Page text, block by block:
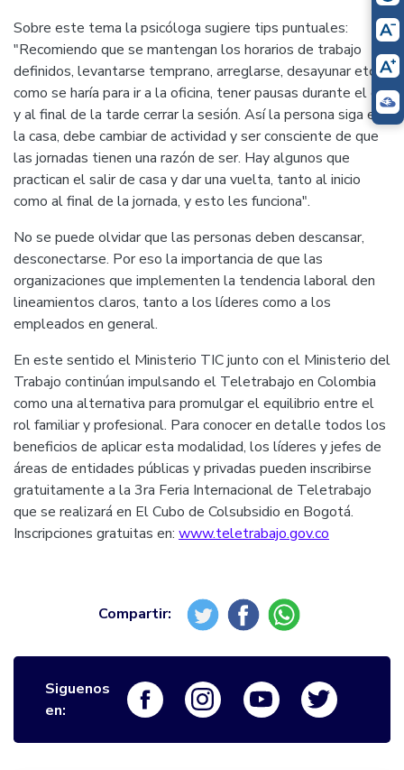
Sobre este tema la psicóloga sugiere tips puntuales:
"Recomiendo que se mantengan los horarios de trabajo
definidos, levantarse temprano, arreglarse, desayunar etc.,
como se haría para ir a la oficina, tener pausas durante el día
y al final de la tarde cerrar la sesión. Así la persona siga en
la casa, debe cambiar de actividad y ser consciente de que
las jornadas tienen una razón de ser. Hay algunos que
practican el salir de casa y dar una vuelta, tanto al inicio
como al final de la jornada, y esto les funciona".
No se puede olvidar que las personas deben descansar,
desconectarse. Por eso la importancia de que las
organizaciones que implementen la tendencia laboral den
lineamientos claros, tanto a los líderes como a los
empleados en general.
En este sentido el Ministerio TIC junto con el Ministerio del
Trabajo continúan impulsando el Teletrabajo en Colombia
como una alternativa para promulgar el equilibrio entre el
rol familiar y profesional. Para conocer en detalle todos los
beneficios de aplicar esta modalidad, los líderes y jefes de
áreas de entidades públicas y privadas pueden inscribirse
gratuitamente a la 3ra Feria Internacional de Teletrabajo
que se realizará en El Cubo de Colsubsidio en Bogotá.
Inscripciones gratuitas en: www.teletrabajo.gov.co
Siguenos
en:
Logo FacebookLogo InstagramLogo Youtube